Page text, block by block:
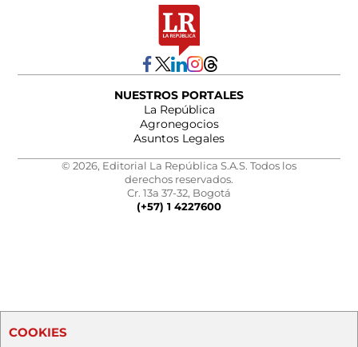
NUESTROS PORTALES
La República
Agronegocios
Asuntos Legales
© 2026, Editorial La República S.A.S. Todos los
derechos reservados.
Cr. 13a 37-32, Bogotá
(+57) 1 4227600
COOKIES